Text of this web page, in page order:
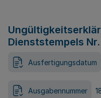
Dienststempels Nr.
Ausfertigungsdatum
Ausgabennummer